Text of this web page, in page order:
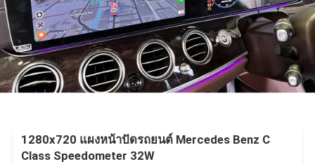
1280x720 แผงหน้าปัดรถยนต์ Mercedes Benz C
Class Speedometer 32W